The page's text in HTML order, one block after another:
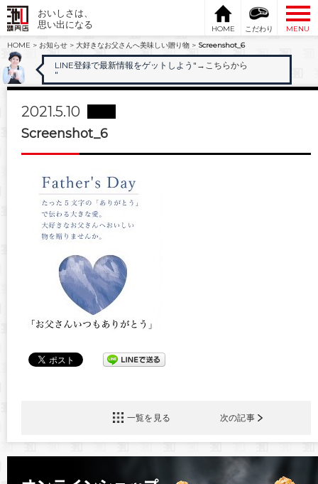
おいしさは、
思い出になる
HOME こだわり
MENU
HOME > お知らせ > 大好きなお父さんへ美味しい贈り物 > Screenshot_6
LINE登録で最新情報をゲットしよう" →こちらから
"
2021.5.10
Screenshot_6
一覧を見る 次の記事